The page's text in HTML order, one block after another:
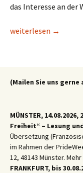
das Interesse an der
Lesetipp/
weiterlesen →
(Mailen Sie uns gerne
MÜNSTER,
Freiheit“ – Lesung
Übersetzung
im Rahmen der
12, 48143 Münster.
FRANKFURT, bis